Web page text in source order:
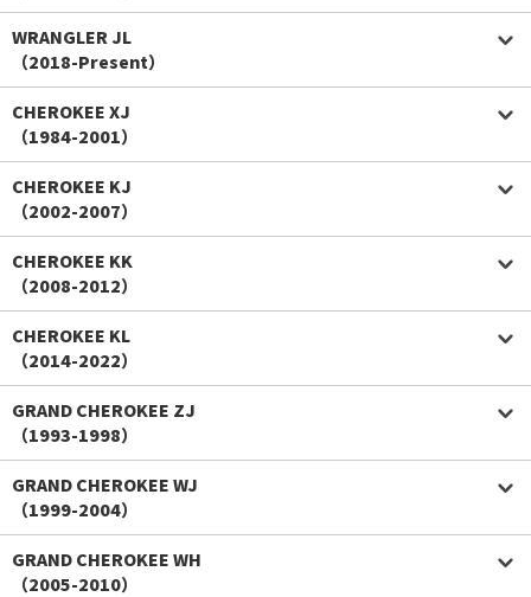
WRANGLER JL
（2018-Present）
CHEROKEE XJ
（1984-2001）
CHEROKEE KJ
（2002-2007）
CHEROKEE KK
（2008-2012）
CHEROKEE KL
（2014-2022）
GRAND CHEROKEE ZJ
（1993-1998）
GRAND CHEROKEE WJ
（1999-2004）
GRAND CHEROKEE WH
（2005-2010）